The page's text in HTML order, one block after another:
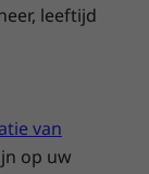
de best
leeftijd
van
op uw